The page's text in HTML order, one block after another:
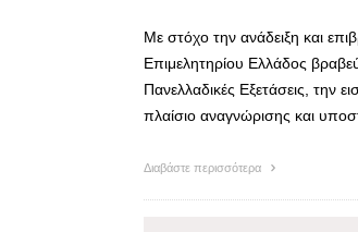
Με στόχο την ανάδειξη και
Επιμελητηρίου Ελλάδος
Πανελλαδικές Εξετάσεις, την
πλαίσιο αναγνώρισης και
Διαβάστε περισσότερα